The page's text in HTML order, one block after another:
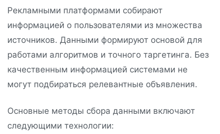
Рекламными платформами собирают
информацией о пользователями из множества
источников. Данными формируют основой для
работами алгоритмов и точного таргетинга. Без
качественным информацией системами не
могут подбираться релевантные объявления.
Основные методы сбора данными включают
следующими технологии: